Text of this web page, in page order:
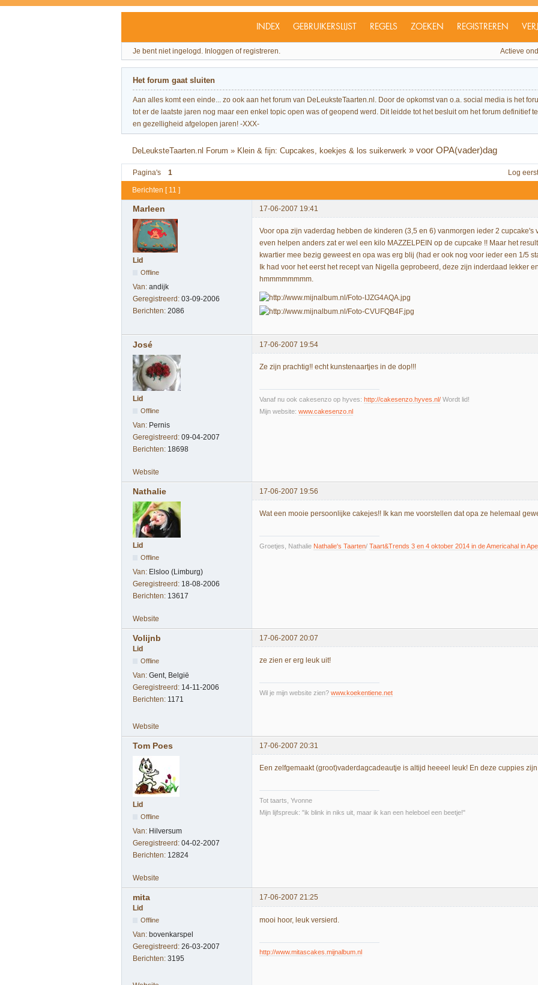
INDEX GEBRUIKERSLIJST REGELS ZOEKEN REGISTREREN
Je bent niet ingelogd. Inloggen of registreren. Actieve
Het forum gaat sluiten
Aan alles komt een einde... zo ook aan het forum van DeLeuksteTaarten.nl. Door de opkomst van o.a. social media is het
tot er de laatste jaren nog maar een enkel topic open was of geopend werd. Dit leidde tot het besluit om het forum definitief
en gezelligheid afgelopen jaren! -XXX-
DeLeuksteTaarten.nl Forum » Klein & fijn: Cupcakes, koekjes & los suikerwerk »voor OPA(vader)dag
Pagina's 1 Log
Berichten [ 11 ]
Marleen 17-06-2007 19:41
Lid
Offline
Van: andijk
Geregistreerd: 03-09-2006
Berichten: 2086
Voor opa zijn vaderdag hebben de kinderen (3,5 en 6) vanmorgen ieder 2
even helpen anders zat er wel een kilo MAZZELPEIN op de cupcake !! Maar het
kwartier mee bezig geweest en opa was erg blij (had er ook nog voor ieder een 1/5
Ik had voor het eerst het recept van Nigella geprobeerd, deze zijn inderdaad lekker
hmmmmmmmm.
José 17-06-2007 19:54
Lid
Offline
Van: Pernis
Geregistreerd: 09-04-2007
Berichten: 18698
Ze zijn prachtig!! echt kunstenaartjes in de dop!!!
Vanaf nu ook cakesenzo op hyves: http://cakesenzo.hyves.nl/ Wordt lid!
Mijn website: www.cakesenzo.nl
Website
Nathalie 17-06-2007 19:56
Lid
Offline
Van: Elsloo (Limburg)
Geregistreerd: 18-08-2006
Berichten: 13617
Wat een mooie persoonlijke cakejes!! Ik kan me voorstellen dat opa ze helemaal
Groetjes, Nathalie Nathalie's Taarten/ Taart&Trends 3 en 4 oktober 2014 in de Americahal in
Website
Volijnb
17-06-2007 20:07
Lid
Offline
Van: Gent, België
Geregistreerd: 14-11-2006
Berichten: 1171
ze zien er erg leuk uit!
Wil je mijn website zien? www.koekentiene.net
Website
Tom Poes 17-06-2007 20:31
Lid
Offline
Van: Hilversum
Geregistreerd: 04-02-2007
Berichten: 12824
Een zelfgemaakt (groot)vaderdagcadeautje is altijd heeeel leuk! En deze cuppies
Tot taarts, Yvonne
Mijn lijfspreuk: "ik blink in niks uit, maar ik kan een heleboel een beetje!"
Website
mita
17-06-2007 21:25
Lid
Offline
Van: bovenkarspel
Geregistreerd: 26-03-2007
Berichten: 3195
mooi hoor, leuk versierd.
http://www.mitascakes.mijnalbum.nl